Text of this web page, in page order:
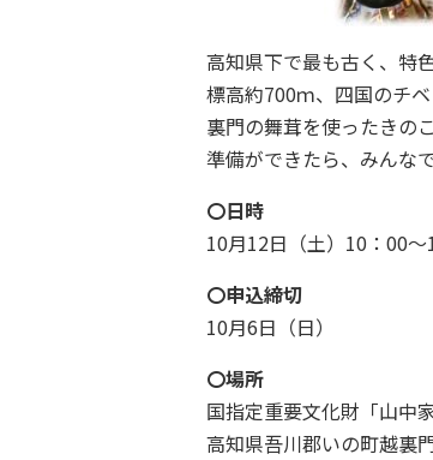
高知県下で最も古く、特
標高約700ｍ、四国のチ
裏門の舞茸を使ったきの
準備ができたら、みんな
〇日時
10月12日（土）10：00～
〇申込締切
10月6日（日）
〇場所
国指定重要文化財「山中
高知県吾川郡いの町越裏